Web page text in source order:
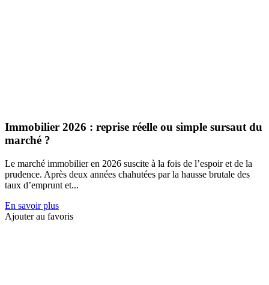
Immobilier 2026 : reprise réelle ou simple sursaut du
marché ?
Le marché immobilier en 2026 suscite à la fois de l’espoir et de la
prudence. Après deux années chahutées par la hausse brutale des
taux d’emprunt et...
En savoir plus
Ajouter au favoris